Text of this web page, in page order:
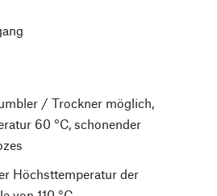
/ Trockner möglich,
60 °C, schonender
Höchsttemperatur der